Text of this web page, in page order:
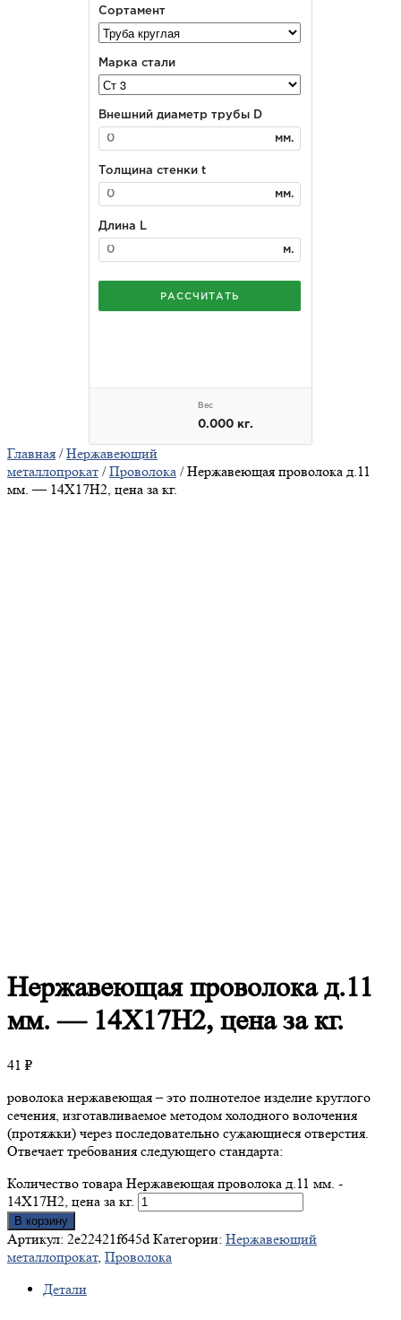
Главная /Нержавеющий
металлопрокат /Проволока / Нержавеющая проволока д.11
мм. — 14Х17Н2, цена за кг.
Нержавеющаяпроволока д.11
мм. — 14Х17Н2, цена за кг.
41 ₽
роволока нержавеющая – это полнотелое изделие круглого
сечения, изготавливаемое методом холодного волочения
(протяжки) через последовательно сужающиеся отверстия.
Отвечает требования следующего стандарта:
Количество товара Нержавеющая проволока д.11 мм. -
14Х17Н2, цена за кг.
В корзину
Артикул: 2e22421f645d Категории: Нержавеющий
металлопрокат, Проволока
Детали